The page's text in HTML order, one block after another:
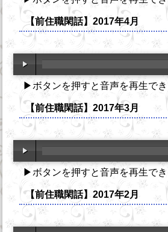
【前住職閑話】2017年4月
▶ボタンを押すと音声を再生でき
【前住職閑話】2017年3月
▶ボタンを押すと音声を再生でき
【前住職閑話】2017年2月